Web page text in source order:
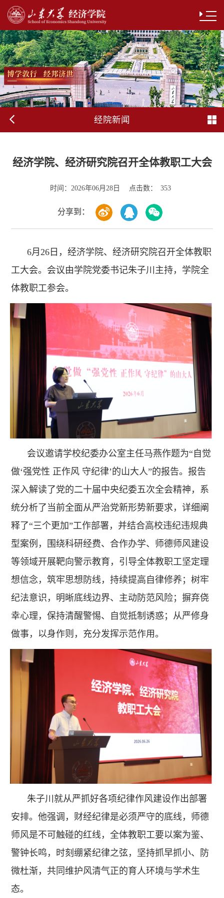
经院新闻
经济学院、经济研究院召开全体教职工大会
时间： 2026年06月28日 点击数： 353
分享到：
6月26日，经济学院、经济研究院召开全体教职
工大会。会议由学院党委书记朱子川主持，学院全
体教职工参会。
会议邀请学校纪委办公室主任马燕作题为“自觉
做‘强党性 正作风 守纪律’的山大人”的报告。报告
深入解读了党的二十届中央纪委五次全会精神，系
统分析了当前全面从严治党新形势新要求，详细阐
释了“三个更加”工作部署，并结合高校违纪违规典
型案例，围绕科研经费、合作办学、师德师风建设
等领域开展靶向警示教育，引导全体教职工坚定理
想信念，筑牢思想防线，持续提高自律修养；树牢
纪法意识，明晰底线边界、主动防范风险；摒弃侥
幸心理，保持清醒警惕、自觉抵制诱惑；从严修身
做事，以身作则，充分发挥示范作用。
朱子川就从严抓好各项纪律作风建设作出部署
安排。他强调，财经纪律是必须严守的底线，师德
师风是不可触碰的红线，全体教职工要以案为鉴、
警钟长鸣，时刻绷紧纪律之弦，坚持抓早抓小、防
微杜渐，共同维护风清气正的育人环境与学术生
态。